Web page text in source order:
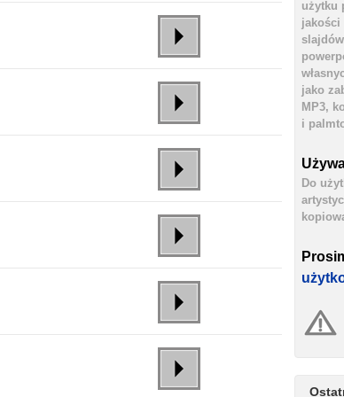
użytku
jakości
jako
MP3,
i
Do